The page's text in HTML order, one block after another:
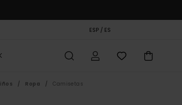
ESP / ES
Ropa Camisetas